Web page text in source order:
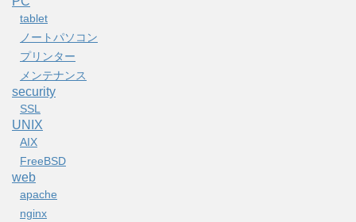
tablet
ノートパソコン
プリンター
メンテナンス
security
SSL
UNIX
AIX
FreeBSD
web
apache
nginx